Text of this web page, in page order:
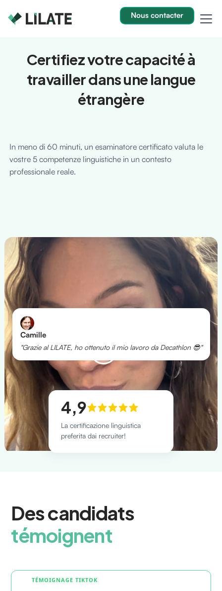
Nous contacter
Certifiez votre capacité à
travailler dans une langue
étrangère
In meno di 60 minuti, un esaminatore certificato valuta le
vostre 5 competenze linguistiche in un contesto
professionale reale.
4,9
La certificazione linguistica
preferita dai recruiter!
Camille
"Grazie al LILATE, ho ottenuto il mio lavoro da Decathlon 😎"
Des candidats
témoignent
TÉMOIGNAGE TIKTOK